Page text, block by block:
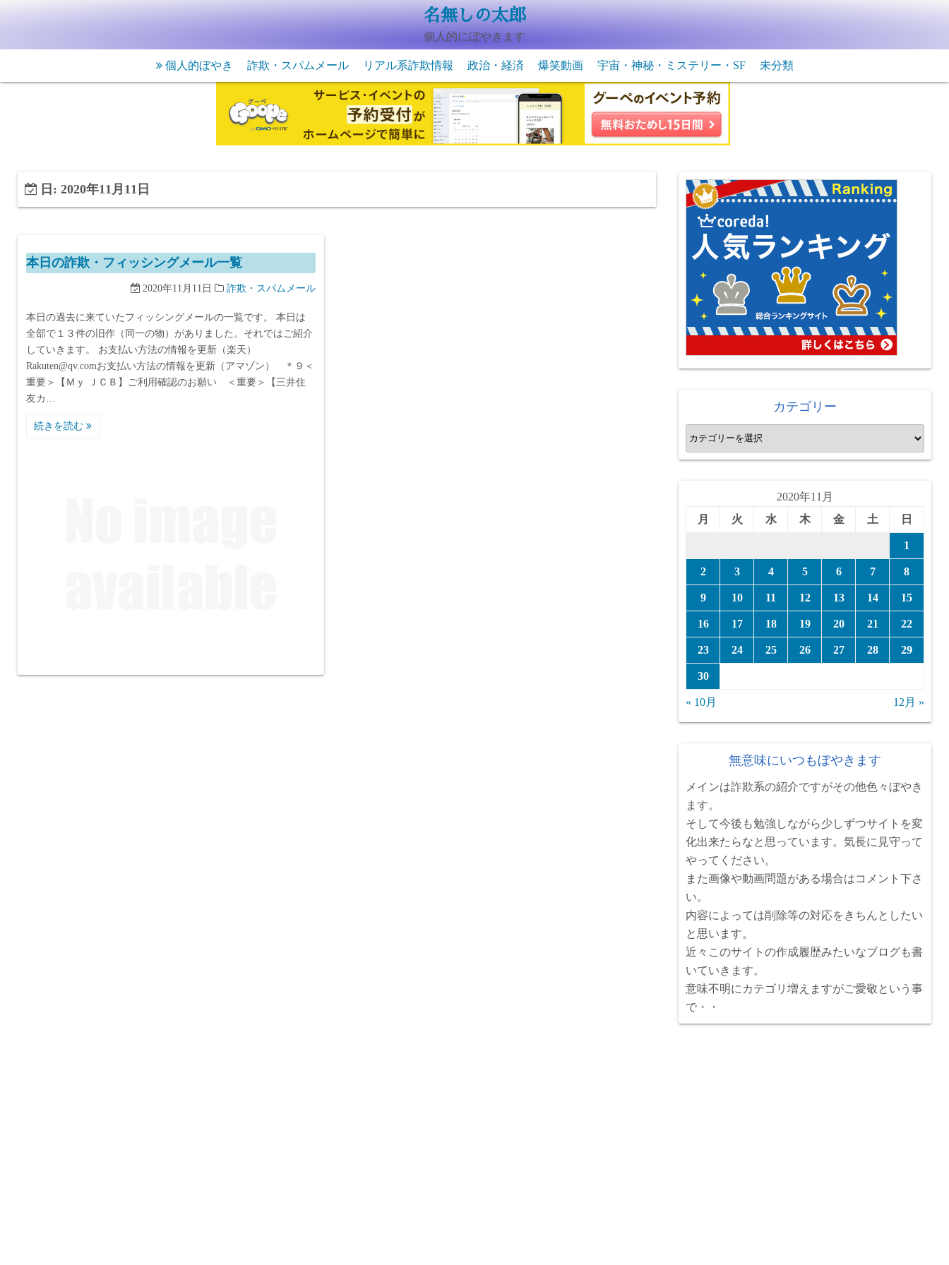
名無しの太郎
個人的にぼやきます
個人的ぼやき 詐欺・スパムメール リアル系詐欺情報 政治・経済 爆笑動画
動物系の爆笑動画
宇宙・神秘・ミステリー・SF
未確認生物・飛行物体
宇宙・ＳＦ
未分類
日: 2020年11月11日
本日の詐欺・フィッシングメール一覧
2020年11月11日 詐欺・スパムメール
本日の過去に来ていたフィッシングメールの一覧です。 本日は
全部で１３件の旧作（同一の物）がありました。それではご紹介
していきます。 お支払い方法の情報を更新（楽天）
Rakuten@qv.comお支払い方法の情報を更新（アマゾン） ＊９＜
重要＞【Ｍｙ ＪＣＢ】ご利用確認のお願い ＜重要＞【三井住
友カ…
続きを読む
カテゴリー
カ
テ
2020年11月
月
火 水 木 金 土 日
1
2 3 4 5 6 7 8
9 10 11 12 13 14 15
16 17 18 19 20 21 22
23 24 25 26 27 28 29
30
« 10月 12月 »
無意味にいつもぼやきます
メインは詐欺系の紹介ですがその他色々ぼやき
ます。
そして今後も勉強しながら少しずつサイトを変
化出来たらなと思っています。気長に見守って
やってください。
また画像や動画問題がある場合はコメント下さ
い。
内容によっては削除等の対応をきちんとしたい
と思います。
近々このサイトの作成履歴みたいなブログも書
いていきます。
意味不明にカテゴリ増えますがご愛敬という事
で・・